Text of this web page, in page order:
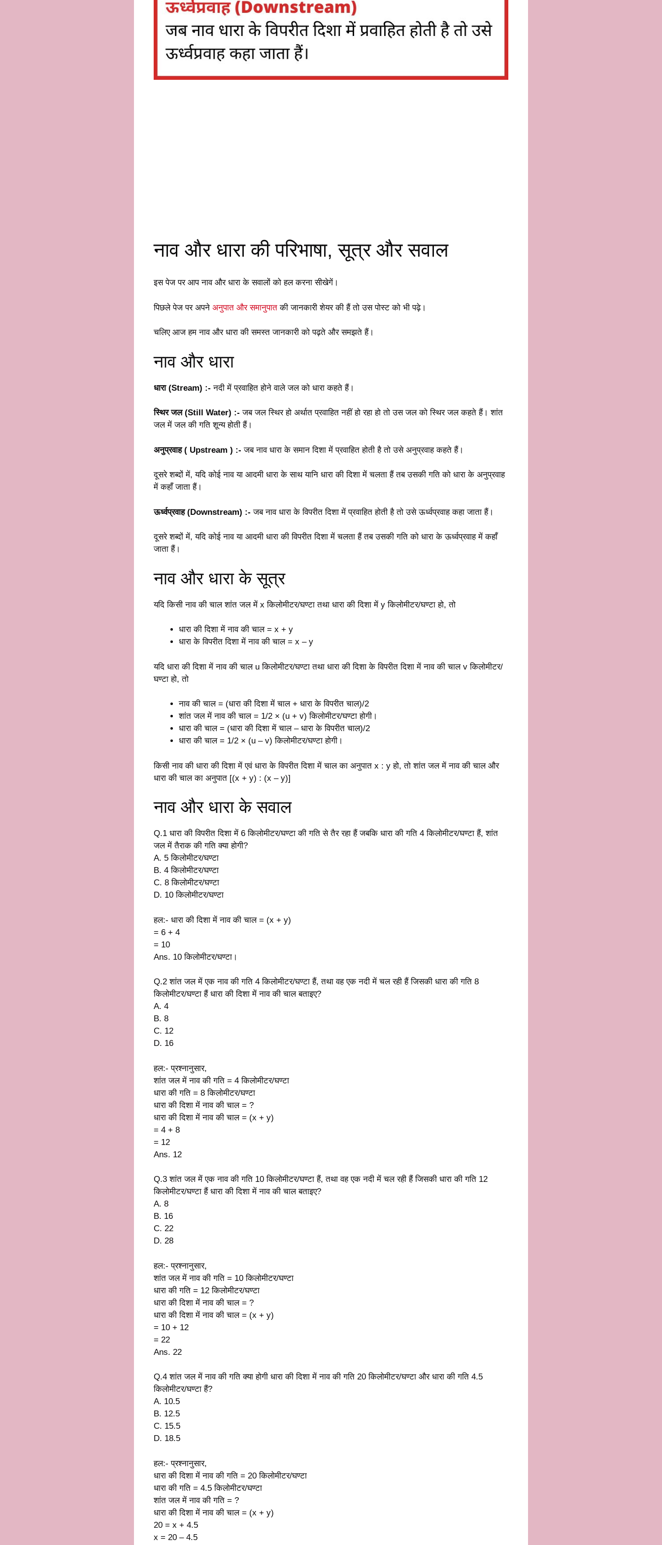
नाव और धारा की परिभाषा, सूत्र और सवाल
इस पेज पर आप नाव और धारा के सवालों को हल करना सीखेगें।
पिछले पेज पर अपने अनुपात और समानुपात की जानकारी शेयर की हैं तो उस पोस्ट को भी पढ़े।
चलिए आज हम नाव और धारा की समस्त जानकारी को पढ़ते और समझते हैं।
नाव और धारा
धारा (Stream) :-नदी में प्रवाहित होने वाले जल को धारा कहते हैं।
स्थिर जल (Still Water) :- जब जल स्थिर हो अर्थात प्रवाहित नहीं हो रहा हो तो उस जल को स्थिर जल कहते हैं। शांत
जल में जल की गति शून्य होती हैं।
अनुप्रवाह ( Upstream ) :- जब नाव धारा के समान दिशा में प्रवाहित होती है तो उसे अनुप्रवाह कहते हैं।
दूसरे शब्दों में, यदि कोई नाव या आदमी धारा के साथ यानि धारा की दिशा में चलता हैं तब उसकी गति को धारा के अनुप्रवाह
में कहाँ जाता हैं।
ऊर्ध्वप्रवाह (Downstream) :- जब नाव धारा के विपरीत दिशा में प्रवाहित होती है तो उसे ऊर्ध्वप्रवाह कहा जाता हैं।
दूसरे शब्दों में, यदि कोई नाव या आदमी धारा की विपरीत दिशा में चलता हैं तब उसकी गति को धारा के ऊर्ध्वप्रवाह में कहाँ
जाता हैं।
नाव और धारा के सूत्र
यदि किसी नाव की चाल शांत जल में x किलोमीटर/घण्टा तथा धारा की दिशा में y किलोमीटर/घण्टा हो, तो
धारा की दिशा में नाव की चाल = x + y
धारा के विपरीत दिशा में नाव की चाल = x – y
यदि धारा की दिशा में नाव की चाल u किलोमीटर/घण्टा तथा धारा की दिशा के विपरीत दिशा में नाव की चाल v किलोमीटर/
घण्टा हो, तो
नाव की चाल = (धारा की दिशा में चाल + धारा के विपरीत चाल)/2
शांत जल में नाव की चाल = 1/2 × (u + v) किलोमीटर/घण्टा होगी।
धारा की चाल = (धारा की दिशा में चाल – धारा के विपरीत चाल)/2
धारा की चाल = 1/2 × (u – v) किलोमीटर/घण्टा होगी।
किसी नाव की धारा की दिशा में एवं धारा के विपरीत दिशा में चाल का अनुपात x : y हो, तो शांत जल में नाव की चाल और
धारा की चाल का अनुपात [(x + y) : (x – y)]
नाव और धारा के सवाल
Q.1 धारा की विपरीत दिशा में 6 किलोमीटर/घण्टा की गति से तैर रहा हैं जबकि धारा की गति 4 किलोमीटर/घण्टा हैं, शांत
जल में तैराक की गति क्या होगी?
A. 5 किलोमीटर/घण्टा
B. 4 किलोमीटर/घण्टा
C. 8 किलोमीटर/घण्टा
D. 10 किलोमीटर/घण्टा
हल:- धारा की दिशा में नाव की चाल = (x + y)
= 6 + 4
= 10
Ans. 10 किलोमीटर/घण्टा।
Q.2 शांत जल में एक नाव की गति 4 किलोमीटर/घण्टा हैं, तथा वह एक नदी में चल रही हैं जिसकी धारा की गति 8
किलोमीटर/घण्टा हैं धारा की दिशा में नाव की चाल बताइए?
A. 4
B. 8
C. 12
D. 16
हल:- प्रश्नानुसार,
शांत जल में नाव की गति = 4 किलोमीटर/घण्टा
धारा की गति = 8 किलोमीटर/घण्टा
धारा की दिशा में नाव की चाल = ?
धारा की दिशा में नाव की चाल = (x + y)
= 4 + 8
= 12
Ans. 12
Q.3 शांत जल में एक नाव की गति 10 किलोमीटर/घण्टा हैं, तथा वह एक नदी में चल रही हैं जिसकी धारा की गति 12
किलोमीटर/घण्टा हैं धारा की दिशा में नाव की चाल बताइए?
A. 8
B. 16
C. 22
D. 28
हल:- प्रश्नानुसार,
शांत जल में नाव की गति = 10 किलोमीटर/घण्टा
धारा की गति = 12 किलोमीटर/घण्टा
धारा की दिशा में नाव की चाल = ?
धारा की दिशा में नाव की चाल = (x + y)
= 10 + 12
= 22
Ans. 22
Q.4 शांत जल में नाव की गति क्या होगी धारा की दिशा में नाव की गति 20 किलोमीटर/घण्टा और धारा की गति 4.5
किलोमीटर/घण्टा हैं?
A. 10.5
B. 12.5
C. 15.5
D. 18.5
हल:- प्रश्नानुसार,
धारा की दिशा में नाव की गति = 20 किलोमीटर/घण्टा
धारा की गति = 4.5 किलोमीटर/घण्टा
शांत जल में नाव की गति = ?
धारा की दिशा में नाव की चाल = (x + y)
20 = x + 4.5
x = 20 – 4.5